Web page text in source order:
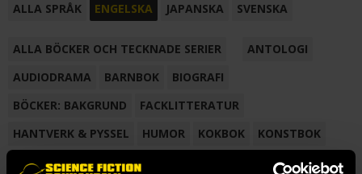
ALLA SPRÅK ENGELSKA JAPANSKA SVENSKA
ALLA BÖCKER OCH TECKNADE SERIER
ANTOLOGI
AUDIODRAMA
BARNBOK
BIOGRAFI
BÖCKER: BAKGRUND
FACKLITTERATUR
HANTVERK & PYSSEL
HUMOR KOKBOK
KONSTBOK
KORTROMAN
LÄROBOK
NOVELL